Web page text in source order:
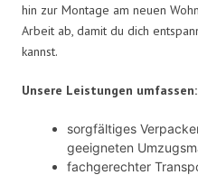
hin zur Montage am neuen
Arbeit ab, damit du dich
kannst.
Unsere Leistungen umfassen:
sorgfältiges
geeigneten
fachgerechter